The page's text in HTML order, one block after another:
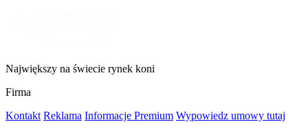
Największy na świecie rynek koni
Firma
Kontakt Reklama Informacje Premium Wypowiedz umowy tutaj